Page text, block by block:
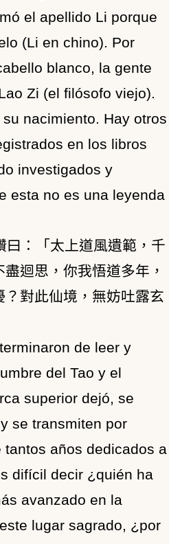
el apellido Li porque
(Li en chino). Por
blanco, la gente
Zi (el filósofo viejo).
nacimiento. Hay otros
en los libros
investigados y
esta no es una leyenda
曰：「太上道風遺範，千
迴思，你我悟道多年，
對此仙境，無妨吐露玄
de leer y
del Tao y el
superior dejó, se
se transmiten por
años dedicados a
difícil decir ¿quién ha
avanzado en la
lugar sagrado, ¿por